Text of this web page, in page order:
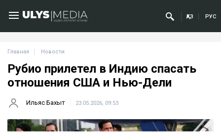
ҚАЗ РУС
Главная Новости
Рубио прилетел в Индию спасать
отношения США и Нью-Дели
Ильяс Бахыт 23.05.2026, 09:53